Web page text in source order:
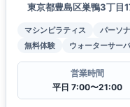
東京都豊島区巣鴨3丁目
マシンピラティス パーソ
無料体験
ウォーターサー
営業時間
平日 7:00〜21:00